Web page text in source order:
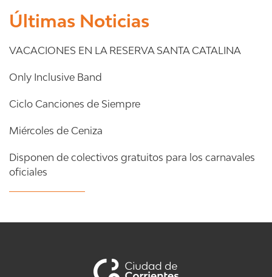
Últimas Noticias
VACACIONES EN LA RESERVA SANTA CATALINA
Only Inclusive Band
Ciclo Canciones de Siempre
Miércoles de Ceniza
Disponen de colectivos gratuitos para los carnavales
oficiales